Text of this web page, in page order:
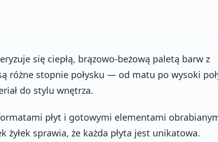
się ciepłą, brązowo-beżową paletą barw z
różne stopnie połysku — od matu po wysoki
do stylu wnętrza.
płyt i gotowymi elementami
żyłek sprawia, że każda płyta jest unikatowa.